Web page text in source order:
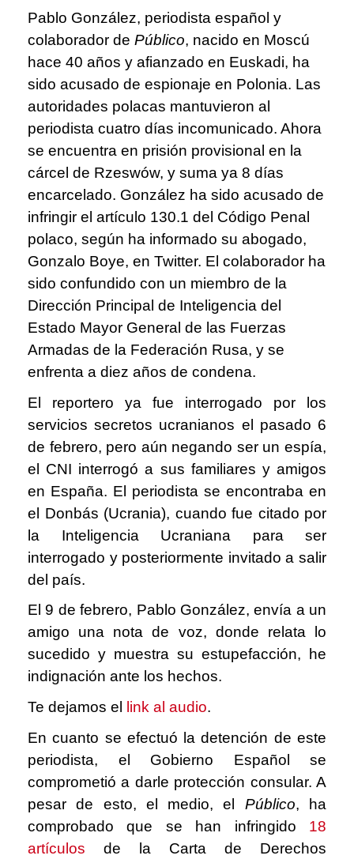
Pablo González, periodista español y
colaborador de Público, nacido en Moscú
hace 40 años y afianzado en Euskadi, ha
sido acusado de espionaje en Polonia. Las
autoridades polacas mantuvieron al
periodista cuatro días incomunicado. Ahora
se encuentra en prisión provisional en la
cárcel de Rzeswów, y suma ya 8 días
encarcelado. González ha sido acusado de
infringir el artículo 130.1 del Código Penal
polaco, según ha informado su abogado,
Gonzalo Boye, en Twitter. El colaborador ha
sido confundido con un miembro de la
Dirección Principal de Inteligencia del
Estado Mayor General de las Fuerzas
Armadas de la Federación Rusa, y se
enfrenta a diez años de condena.
El reportero ya fue interrogado por los
servicios secretos ucranianos el pasado 6
de febrero, pero aún negando ser un espía,
el CNI interrogó a sus familiares y amigos
en España. El periodista se encontraba en
el Donbás (Ucrania), cuando fue citado por
la Inteligencia Ucraniana para ser
interrogado y posteriormente invitado a salir
del país.
El 9 de febrero, Pablo González, envía a un
amigo una nota de voz, donde relata lo
sucedido y muestra su estupefacción, he
indignación ante los hechos.
Te dejamos el
link al audio.
En cuanto se efectuó la detención de este
periodista, el Gobierno Español se
comprometió a darle protección consular. A
pesar de esto, el medio, el Público, ha
comprobado que se han infringido 18
artículos de la Carta de Derechos